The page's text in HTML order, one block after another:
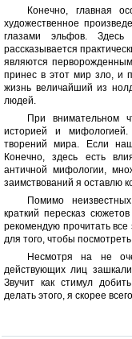
Конечно, главная
художественное
глазами эльфов.
рассказывается
являются
принес в этот мир зло, и
жизнь величайший из
людей.
При внимательном
историей и
творений мира. Если
Конечно, здесь есть
античной мифологии,
заимствований я оставлю
Помимо
краткий пересказ
рекомендую прочитать
для того, чтобы
Несмотря на не
действующих лиц
Звучит как стимул
делать этого, я скорее